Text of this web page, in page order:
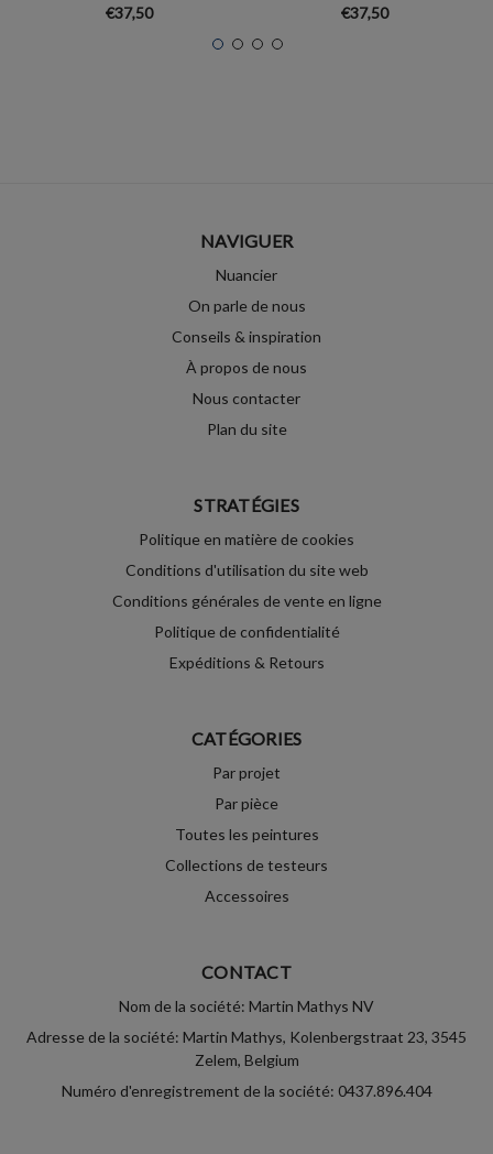
€37,50
€37,50
NAVIGUER
Nuancier
On parle de nous
Conseils & inspiration
À propos de nous
Nous contacter
Plan du site
STRATÉGIES
Politique en matière de cookies
Conditions d'utilisation du site web
Conditions générales de vente en ligne
Politique de confidentialité
Expéditions & Retours
CATÉGORIES
Par projet
Par pièce
Toutes les peintures
Collections de testeurs
Accessoires
CONTACT
Nom de la société: Martin Mathys NV
Adresse de la société: Martin Mathys, Kolenbergstraat 23, 3545
Zelem, Belgium
Numéro d'enregistrement de la société: 0437.896.404